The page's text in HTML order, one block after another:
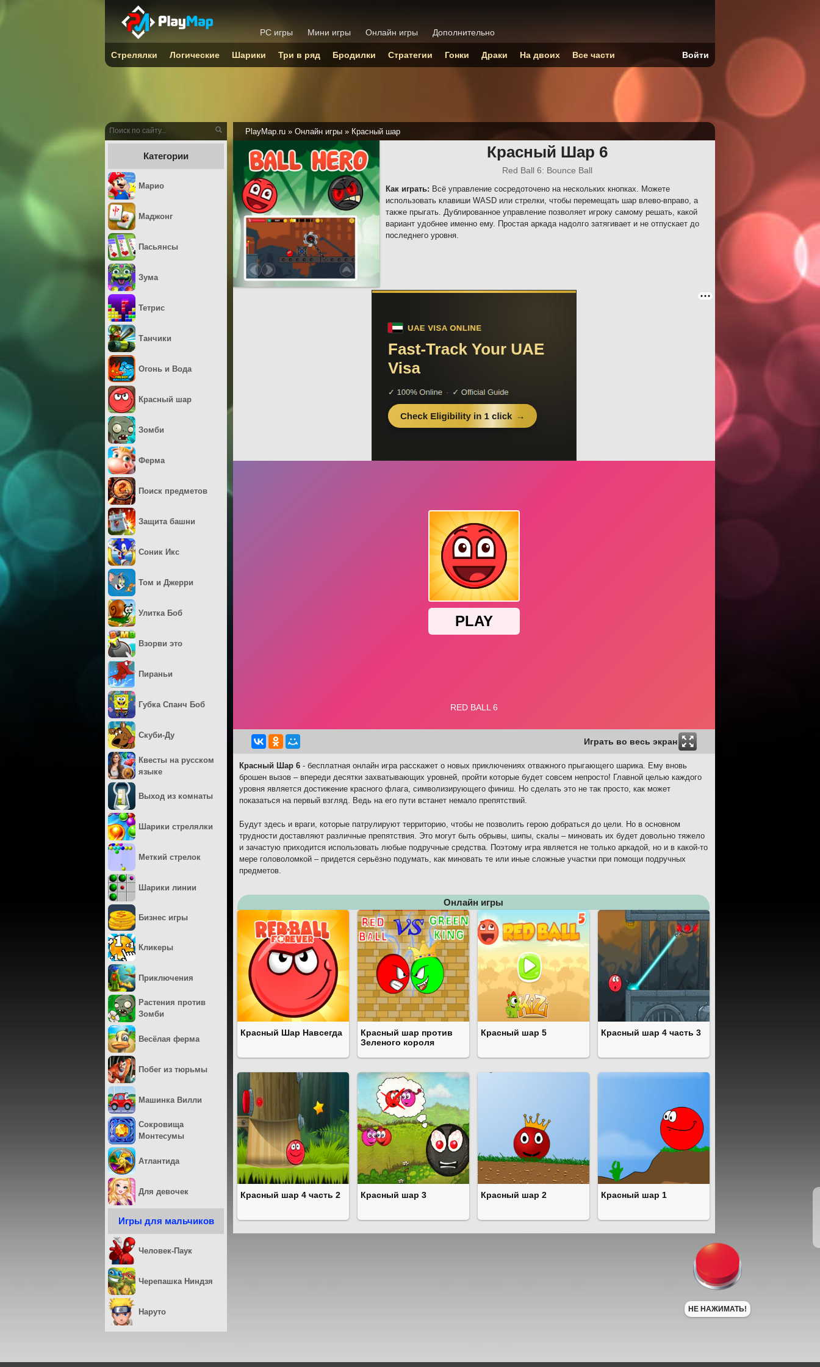
PlayMap.ru » Онлайн игры » Красный шар
Красный Шар 6
Red Ball 6: Bounce Ball
Как играть: Всё управление сосредоточено на нескольких кнопках. Можете
использовать клавиши WASD или стрелки, чтобы перемещать шар влево-вправо, а
также прыгать. Дублированное управление позволяет игроку самому решать, какой
вариант удобнее именно ему. Простая аркада надолго затягивает и не отпускает до
последнего уровня.
Играть во весь экран
Красный Шар 6 - бесплатная онлайн игра расскажет о новых приключениях отважного прыгающего шарика. Ему вновь
брошен вызов – впереди десятки захватывающих уровней, пройти которые будет совсем непросто! Главной целью каждого
уровня является достижение красного флага, символизирующего финиш. Но сделать это не так просто, как может
показаться на первый взгляд. Ведь на его пути встанет немало препятствий.
Будут здесь и враги, которые патрулируют территорию, чтобы не позволить герою добраться до цели. Но в основном
трудности доставляют различные препятствия. Это могут быть обрывы, шипы, скалы – миновать их будет довольно тяжело
и зачастую приходится использовать любые подручные средства. Поэтому игра является не только аркадой, но и в какой-то
мере головоломкой – придется серьёзно подумать, как миновать те или иные сложные участки при помощи подручных
предметов.
Онлайн игры
Красный Шар Навсегда
Красный шар против
Зеленого короля
Красный шар 5 Красный шар 4 часть 3
Красный шар 4 часть 2 Красный шар 3 Красный шар 2 Красный шар 1
Категории
Марио
Маджонг
Пасьянсы
Зума
Тетрис
Танчики
Огонь и Вода
Красный шар
Зомби
Ферма
Поиск предметов
Защита башни
Соник Икс
Том и Джерри
Улитка Боб
Взорви это
Пираньи
Губка Спанч Боб
Скуби-Ду
Квесты на русском
языке
Выход из комнаты
Шарики стрелялки
Меткий стрелок
Шарики линии
Бизнес игры
Кликеры
Приключения
Растения против
Зомби
Весёлая ферма
Побег из тюрьмы
Машинка Вилли
Сокровища
Монтесумы
Атлантида
Для девочек
Игры для мальчиков
Человек-Паук
Черепашка Ниндзя
Наруто
PC игры Мини игры Онлайн игры Дополнительно
Стрелялки Логические Шарики Три в ряд Бродилки Стратегии Гонки Драки На двоих Все части Войти
НЕ НАЖИМАТЬ!